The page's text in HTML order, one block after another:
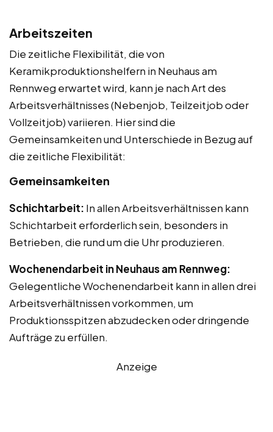
Arbeitszeiten
Die zeitliche Flexibilität, die von
Keramikproduktionshelfern in Neuhaus am
Rennweg erwartet wird, kann je nach Art des
Arbeitsverhältnisses (Nebenjob, Teilzeitjob oder
Vollzeitjob) variieren. Hier sind die
Gemeinsamkeiten und Unterschiede in Bezug auf
die zeitliche Flexibilität:
Gemeinsamkeiten
Schichtarbeit: In allen Arbeitsverhältnissen kann
Schichtarbeit erforderlich sein, besonders in
Betrieben, die rund um die Uhr produzieren.
Wochenendarbeit in Neuhaus am Rennweg:
Gelegentliche Wochenendarbeit kann in allen drei
Arbeitsverhältnissen vorkommen, um
Produktionsspitzen abzudecken oder dringende
Aufträge zu erfüllen.
Anzeige